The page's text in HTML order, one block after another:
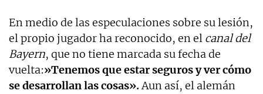
En medio de las especulaciones sobre su lesión,
el propio jugador ha reconocido, en el canal del
Bayern, que no tiene marcada su fecha de
vuelta:»Tenemos que estar seguros y ver cómo
se desarrollan las cosas».Aun así, el alemán